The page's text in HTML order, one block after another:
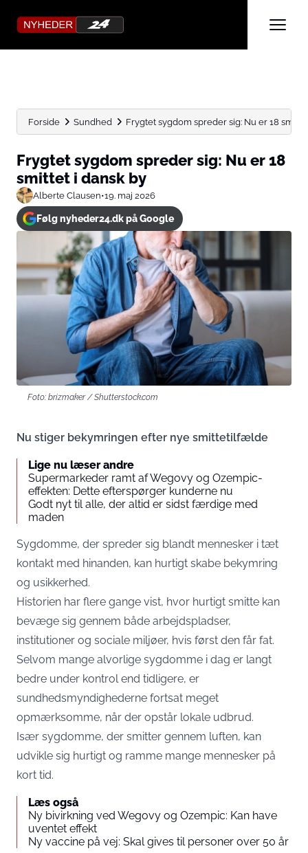
Forside Sundhed Frygtet sygdom spreder sig: Nu er 18 smittet
Frygtet sygdom spreder sig: Nu er 18
smittet i dansk by
Alberte Clausen•19. maj 2026
Følg nyheder24.dk på Google
Foto: brizmaker / Shutterstock.com
Nu stiger bekymringen efter nye smittetilfælde
Lige nu læser andre
Supermarkeder ramt af Wegovy og Ozempic-
effekten: Dette efterspørger kunderne nu
Godt nyt til alle, der altid er sidst færdige med
maden
Sygdomme, der spreder sig blandt mennesker i tæt
kontakt med hinanden, kan hurtigt skabe bekymring
og usikkerhed.
Historien har flere gange vist, hvor hurtigt smitte kan
bevæge sig gennem både arbejdspladser,
institutioner og sociale miljøer, hvis først den får fat.
Selvom mange alvorlige sygdomme i dag er langt
bedre under kontrol end tidligere, er
sundhedsmyndighederne fortsat meget
opmærksomme, når der opstår lokale udbrud.
Især sygdomme, der smitter gennem luften, kan
udvikle sig hurtigt og ramme mange mennesker på
kort tid.
Læs også
Ny bivirkning ved Wegovy og Ozempic: Kan have
uventet effekt
Ny vaccine på vej: Skal gives til personer over 50 år